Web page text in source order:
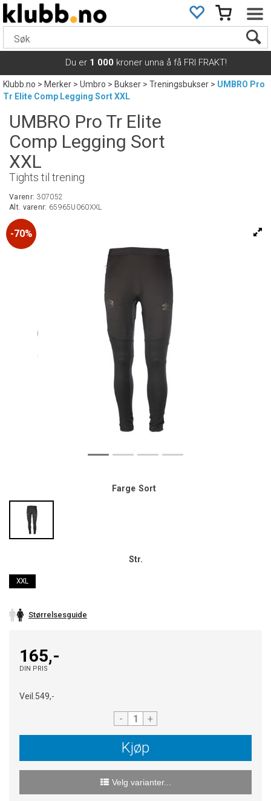
Du er 1 000 kroner unna å få FRI FRAKT!
Klubb.no>Merker>Umbro>Bukser>Treningsbukser>UMBRO Pro
Tr Elite Comp Legging Sort XXL
UMBRO Pro Tr Elite
Comp Legging Sort
XXL
Tights til trening
Varenr: 307052
Alt. varenr: 65965U060XXL
70%
Farge Sort
Str.
XXL
Størrelsesguide
165,-
DIN PRIS
Veil. 549,-
- +
Kjøp
Velg varianter...